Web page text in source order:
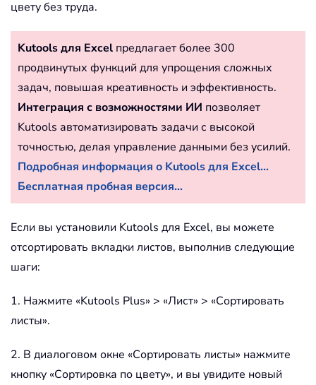
цвету без труда.
Kutools для Excel предлагает более 300
продвинутых функций для упрощения сложных
задач, повышая креативность и эффективность.
Интеграция с возможностями ИИ позволяет
Kutools автоматизировать задачи с высокой
точностью, делая управление данными без усилий.
Подробная информация о Kutools для Excel...
Бесплатная пробная версия...
Если вы установили Kutools для Excel, вы можете
отсортировать вкладки листов, выполнив следующие
шаги:
1. Нажмите «Kutools Plus» > «Лист» > «Сортировать
листы».
2. В диалоговом окне «Сортировать листы» нажмите
кнопку «Сортировка по цвету», и вы увидите новый